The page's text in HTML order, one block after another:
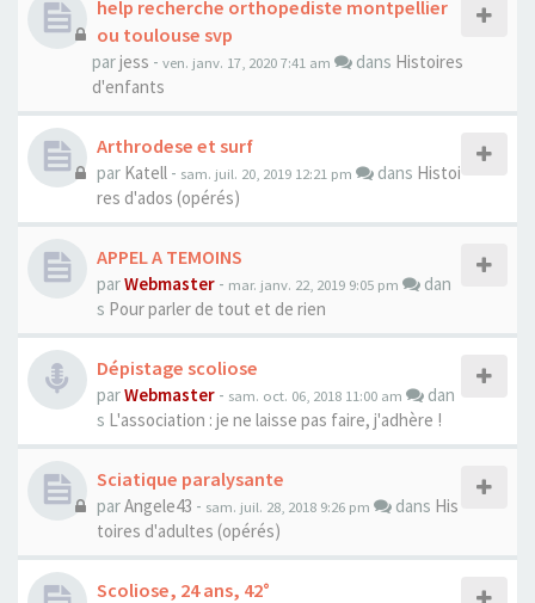
help recherche orthopediste montpellier
ou toulouse svp
parjess - ven. janv. 17, 2020 7:41 am dans Histoires
d'enfants
Arthrodese et surf
par Katell - sam. juil. 20, 2019 12:21 pm dans Histoi
res d'ados (opérés)
APPEL A TEMOINS
parWebmaster - mar. janv. 22, 2019 9:05 pm
dan
s Pour parler de tout et de rien
Dépistage scoliose
parWebmaster - sam. oct. 06, 2018 11:00 am
dan
s L'association : je ne laisse pas faire, j'adhère !
Sciatique paralysante
parAngele43 - sam. juil. 28, 2018 9:26 pm dans His
toires d'adultes (opérés)
Scoliose, 24 ans, 42°